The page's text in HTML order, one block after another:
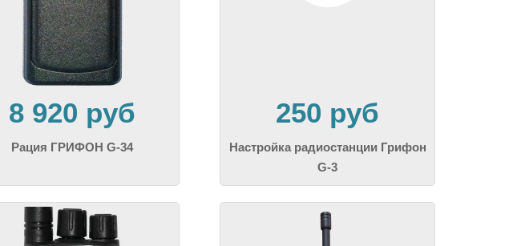
8 920 руб
Рация ГРИФОН G-34
250 руб
Настройка радиостанции Грифон
G-3